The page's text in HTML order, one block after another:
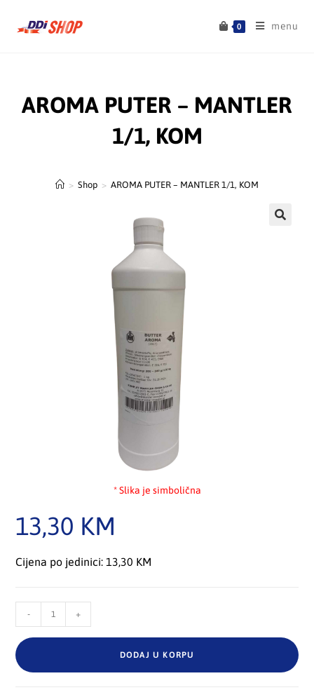
0 menu
AROMA PUTER – MANTLER
1/1, KOM
> Shop > AROMA PUTER – MANTLER 1/1, KOM
* Slika je simbolična
13,30 KM
Cijena po jedinici: 13,30 KM
- +
DODAJ U KORPU